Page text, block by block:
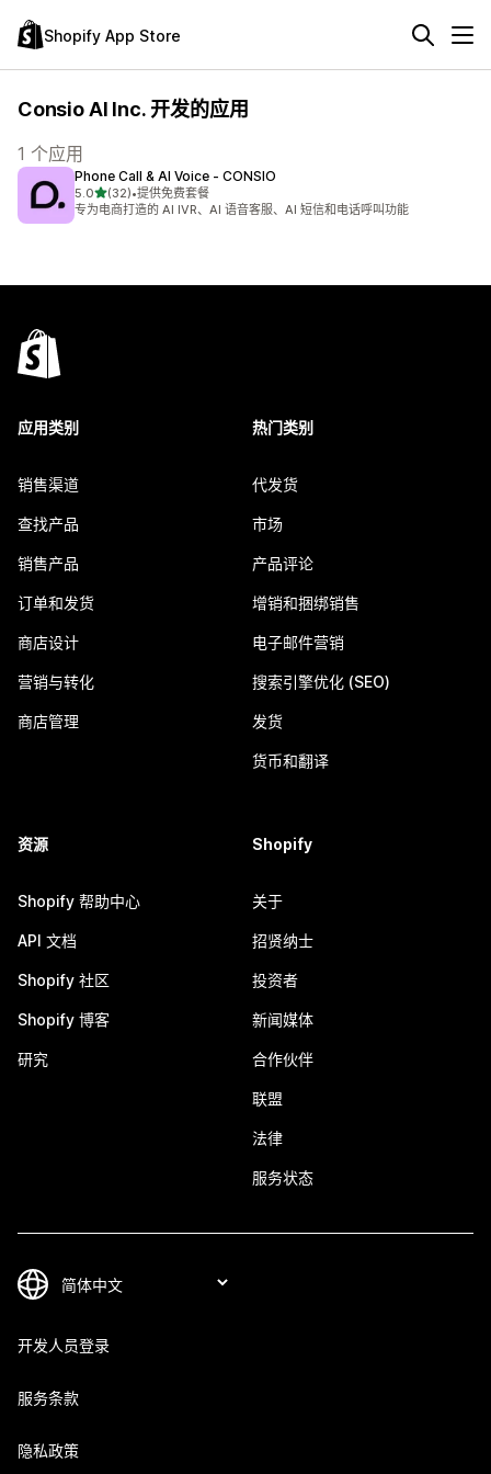
Shopify App Store
Consio AI Inc. 开发的应用
1 个应用
Phone Call & AI Voice ‑ CONSIO
5.0星（满分 5 星）
(32)
总共 32 条评论
•提供免费套餐
专为电商打造的 AI IVR、AI 语音客服、AI 短信和电话呼叫功能
应用类别
销售渠道
查找产品
销售产品
订单和发货
商店设计
营销与转化
商店管理
热门类别
代发货
市场
产品评论
增销和捆绑销售
电子邮件营销
搜索引擎优化 (SEO)
发货
货币和翻译
资源
Shopify 帮助中心
API 文档
Shopify 社区
Shopify 博客
研究
Shopify
关于
招贤纳士
投资者
新闻媒体
合作伙伴
联盟
法律
服务状态
开发人员登录
服务条款
隐私政策